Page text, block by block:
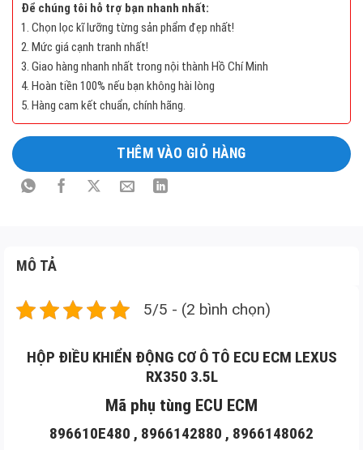
2750008131, 275000-8131
8966160831 , 89661-60831
Long
Để chúng tôi hỗ trợ bạn nhanh nhất:
1. Chọn lọc kĩ lưỡng từng sản phẩm đẹp nhất!
2. Mức giá cạnh tranh nhất!
3. Giao hàng nhanh nhất trong nội thành Hồ Chí Minh
4. Hoàn tiền 100% nếu bạn không hài lòng
5. Hàng cam kết chuẩn, chính hãng.
THÊM VÀO GIỎ HÀNG
MÔ TẢ
5/5 - (2 bình chọn)
HỘP ĐIỀU KHIỂN ĐỘNG CƠ Ô TÔ ECU ECM LEXUS
RX350 3.5L
Mã phụ tùng ECU ECM
896610E480 , 8966142880 , 8966148062